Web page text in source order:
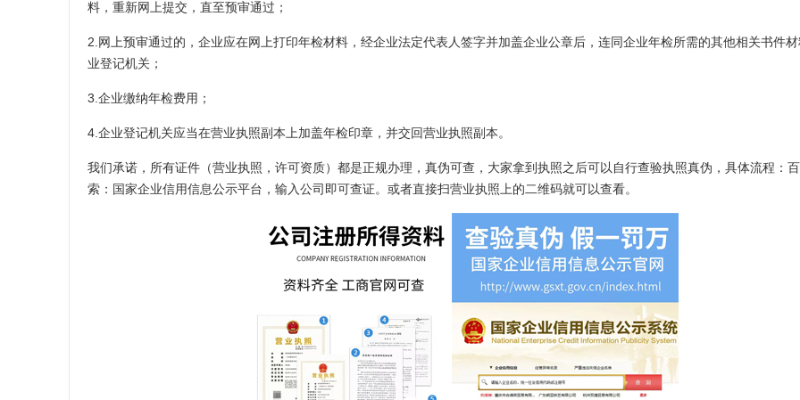
料，重新网上提交，直至预审通过；
2.网上预审通过的，企业应在网上打印年检材料，经企业法定代表人签字并加盖企业公章后，连同企业年检所需的其他相关书件
业登记机关；
3.企业缴纳年检费用；
4.企业登记机关应当在营业执照副本上加盖年检印章，并交回营业执照副本。
我们承诺，所有证件（营业执照，许可资质）都是正规办理，真伪可查，大家拿到执照之后可以自行查验执照真伪，具体流程：
索：国家企业信用信息公示平台，输入公司即可查证。或者直接扫营业执照上的二维码就可以查看。